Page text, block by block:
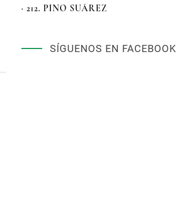
· 212. PINO SUÁREZ
SÍGUENOS EN FACEBOOK